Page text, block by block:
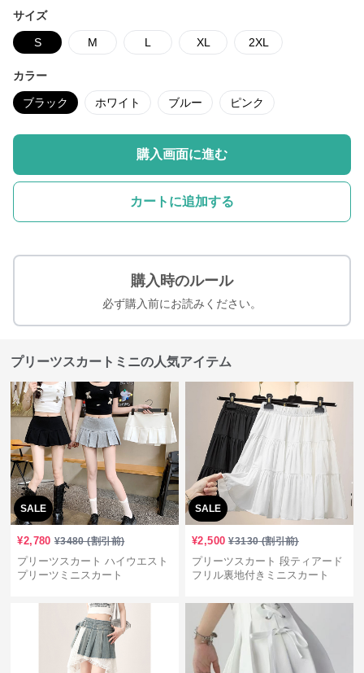
サイズ
S M L XL 2XL
カラー
ブラック ホワイト ブルー ピンク
購入画面に進む
カートに追加する
購入時のルール
必ず購入前にお読みください。
プリーツスカートミニの人気アイテム
SALE
¥2,780 ¥3480(割引前)
プリーツスカート ハイウエスト
プリーツミニスカート
SALE
¥2,500 ¥3130(割引前)
プリーツスカート 段ティアード
フリル裏地付きミニスカート